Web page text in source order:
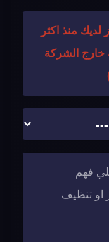
لديك منذ اكثر
خارج الشركة